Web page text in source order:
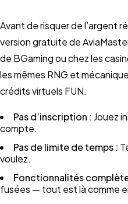
Avant de risquer de l’argent
version gratuite de
de BGaming ou chez les
les mêmes RNG et
crédits virtuels FUN.
Pas d’inscription : Jouez
compte.
Pas de limite de temps :
voulez.
Fonctionnalités
fusées — tout est là comme